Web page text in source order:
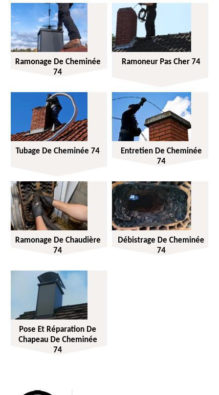
Ramonage De Cheminée
74
Ramoneur Pas Cher 74
Tubage De Cheminée 74
Entretien De Cheminée
74
Ramonage De Chaudière
74
Débistrage De Cheminée
74
Pose Et Réparation De
Chapeau De Cheminée
74